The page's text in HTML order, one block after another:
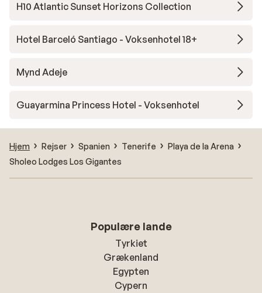
H10 Atlantic Sunset Horizons Collection
Hotel Barceló Santiago - Voksenhotel 18+
Mynd Adeje
Guayarmina Princess Hotel - Voksenhotel
Hjem Rejser Spanien Tenerife
Playa de la Arena
Sholeo Lodges Los Gigantes
Populære lande
Tyrkiet
Grækenland
Egypten
Cypern